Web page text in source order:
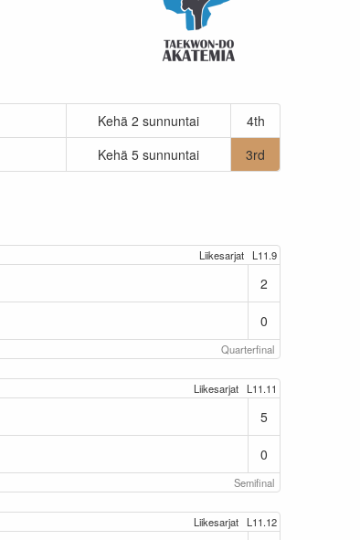
Kehä 2 sunnuntai
4th
Kehä 5 sunnuntai 3rd
Liikesarjat L11.9
2
0
Quarterfinal
Liikesarjat L11.11
5
0
Semifinal
Liikesarjat L11.12